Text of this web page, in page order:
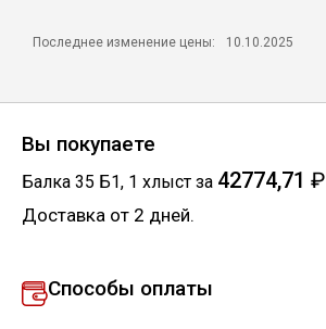
Последнее изменение цены: 10.10.2025
Вы покупаете
Балка 35 Б1, 1 хлыст за 42774,71 ₽
Доставка от 2 дней.
Способы оплаты